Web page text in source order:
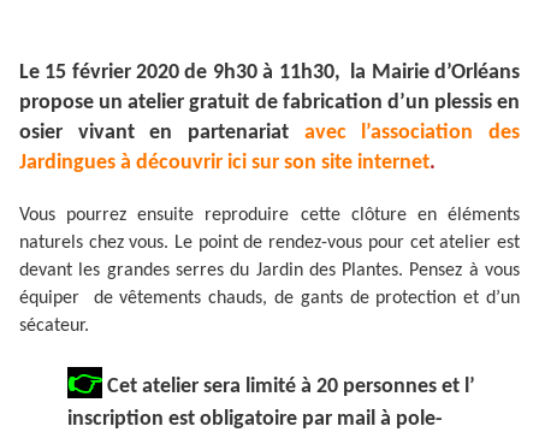
Le 15 février 2020 de 9h30 à 11h30, la Mairie d’Orléans
propose un atelier gratuit de fabrication d’un plessis en
osier vivant en partenariat avec l’association des
Jardingues à découvrir ici sur son site internet.
Vous pourrez ensuite reproduire cette clôture en éléments
naturels chez vous. Le point de rendez-vous pour cet atelier est
devant les grandes serres du Jardin des Plantes. Pensez à vous
équiper de vêtements chauds, de gants de protection et d’un
sécateur.
👉 Cet atelier sera limité à 20 personnes et l’
inscription est obligatoire par mail à pole-